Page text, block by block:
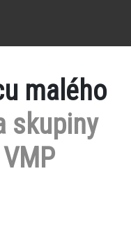
malého
skupiny